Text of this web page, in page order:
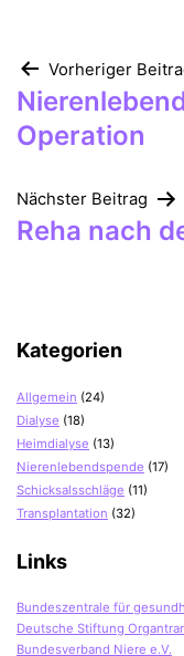
Vorheriger
Operation
Nächster Beitrag
Reha nach
Kategorien
Allgemein (24)
Dialyse (18)
Heimdialyse (13)
Nierenlebendspende (17)
Schicksalsschläge (11)
Transplantation (32)
Links
Bundeszentrale für
Deutsche Stiftung
Bundesverband Niere e.V.